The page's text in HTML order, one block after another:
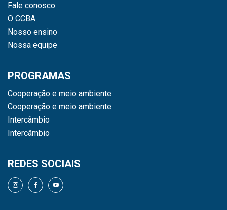
Fale conosco
O CCBA
Nosso ensino
Nossa equipe
PROGRAMAS
Cooperação e meio ambiente
Cooperação e meio ambiente
Intercâmbio
Intercâmbio
REDES SOCIAIS